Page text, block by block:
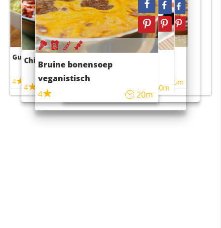
Guacamole
4
Chili con carne
4 45m
Bruine bonensoep
veganistisch
4
20m
Sushi rijstsalade
maaltijdsalade
40m
4 55m